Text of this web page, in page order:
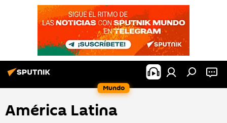
Mundo
América Latina